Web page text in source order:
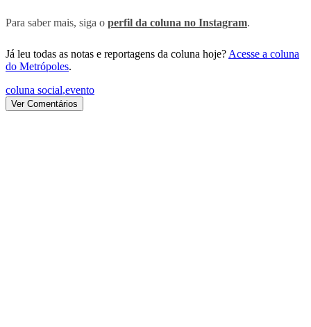
Para saber mais, siga o perfil da coluna no Instagram.
Já leu todas as notas e reportagens da coluna hoje? Acesse a coluna
do Metrópoles.
coluna social,evento
Ver Comentários